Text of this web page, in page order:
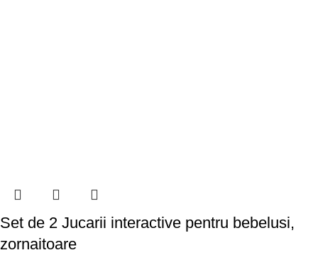
Set de 2 Jucarii interactive pentru bebelusi,
zornaitoare